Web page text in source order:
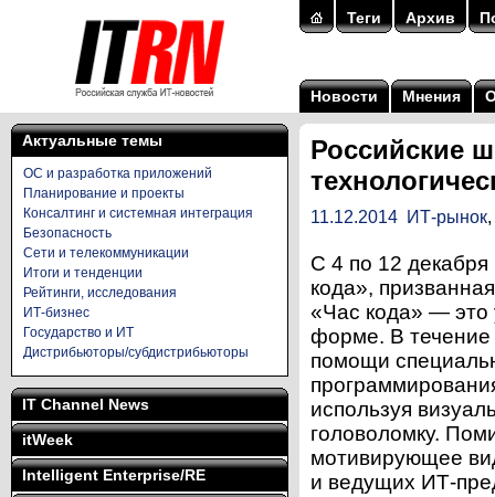
Теги Архив
Новости Мнения
Актуальные темы
ОС и разработка приложений
Планирование и проекты
Консалтинг и системная интеграция
Безопасность
Сети и телекоммуникации
Итоги и тенденции
Рейтинги, исследования
ИТ-бизнес
Государство и ИТ
Дистрибьюторы/субдистрибьюторы
IT Channel News
itWeek
Intelligent Enterprise/RE
Российские
11.12.2014 ИТ-рынок,
С 4 по 12 декабря
кода»,
«Час кода» — это
форме. В течение
помощи
используя
головоломку.
мотивирующее
и ведущих ИТ-